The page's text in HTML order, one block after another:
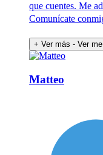
que cuentes. Me
Comunícate
+ Ver más - Ver
Matteo